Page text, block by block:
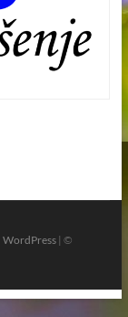
WordPress| ©